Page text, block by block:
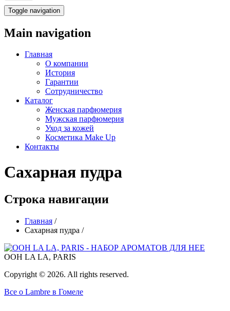
Toggle navigation
Main navigation
Главная
О компании
История
Гарантии
Сотрудничество
Каталог
Женская парфюмерия
Мужская парфюмерия
Уход за кожей
Косметика Make Up
Контакты
Сахарная пудра
Строка навигации
Главная /
Сахарная пудра /
OOH LA LA, PARIS
Copyright © 2026. All rights reserved.
Все о Lambre в Гомеле